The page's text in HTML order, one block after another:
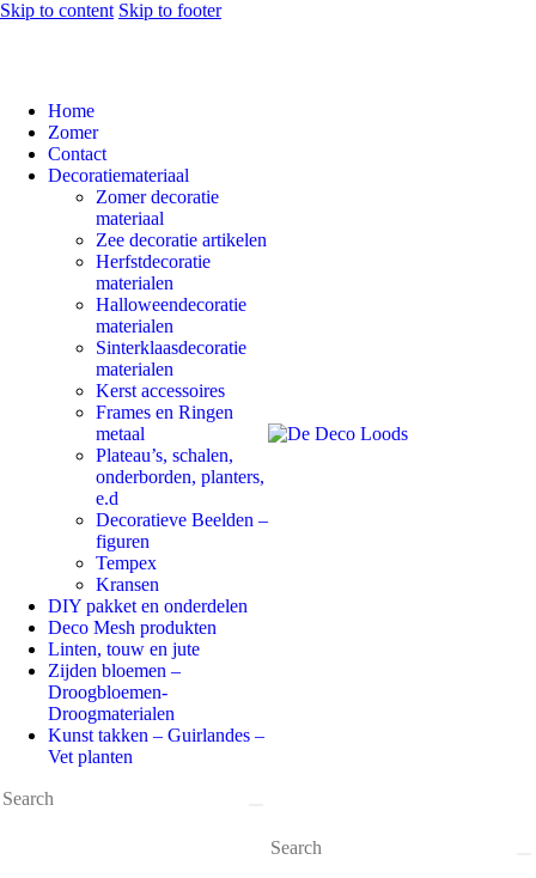
Skip to content Skip to footer
Home
Zomer
Contact
Decoratiemateriaal
Zomer decoratie
materiaal
Zee decoratie artikelen
Herfstdecoratie
materialen
Halloweendecoratie
materialen
Sinterklaasdecoratie
materialen
Kerst accessoires
Frames en Ringen
metaal
Plateau’s, schalen,
onderborden, planters,
e.d
Decoratieve Beelden –
figuren
Tempex
Kransen
DIY pakket en onderdelen
Deco Mesh produkten
Linten, touw en jute
Zijden bloemen –
Droogbloemen-
Droogmaterialen
Kunst takken – Guirlandes –
Vet planten